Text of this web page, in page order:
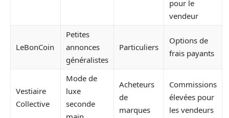
pour le
vendeur
LeBonCoin
Petites
annonces
généralistes
Particuliers
Options de
frais payants
Vestiaire
Collective
Mode de
luxe
seconde
Acheteurs
de
marques
Commissions
élevées pour
les vendeurs